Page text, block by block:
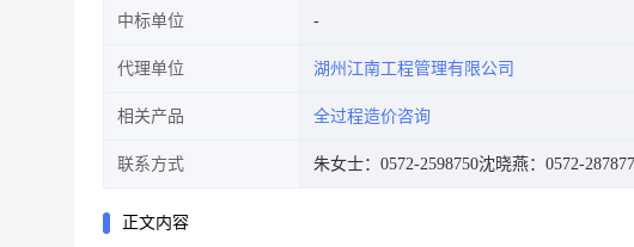
中标单位
代理单位 湖州江南工程管理有限公司
相关产品 全过程造价咨询
联系方式 朱女士：0572-2598750沈晓燕：0572-
正文内容